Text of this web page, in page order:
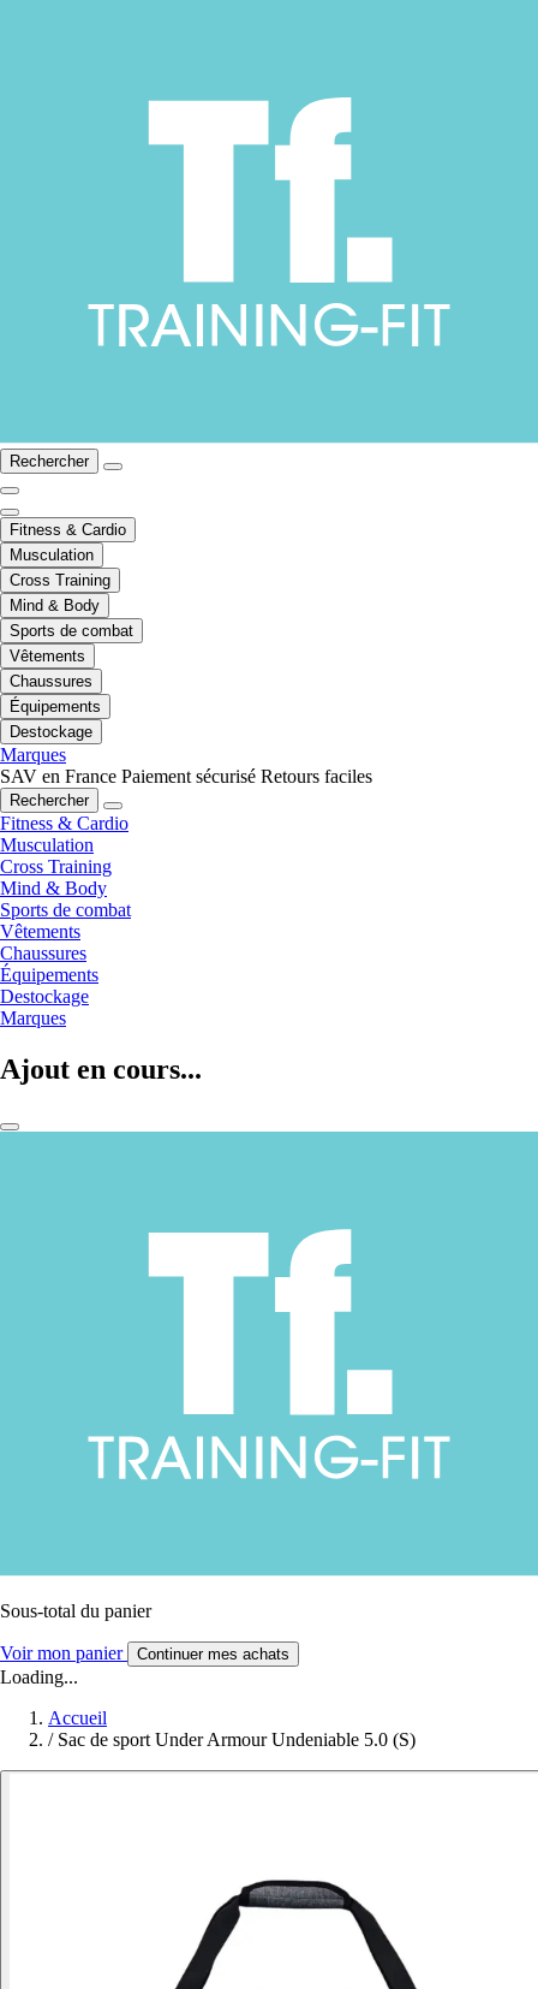
Rechercher
Fitness & Cardio
Musculation
Cross Training
Mind & Body
Sports de combat
Vêtements
Chaussures
Équipements
Destockage
Marques
SAV en France Paiement sécurisé Retours faciles
Rechercher
Fitness & Cardio
Musculation
Cross Training
Mind & Body
Sports de combat
Vêtements
Chaussures
Équipements
Destockage
Marques
Ajout en cours...
Sous-total du panier
Voir mon panier Continuer mes achats
Loading...
Accueil
/ Sac de sport Under Armour Undeniable 5.0 (S)